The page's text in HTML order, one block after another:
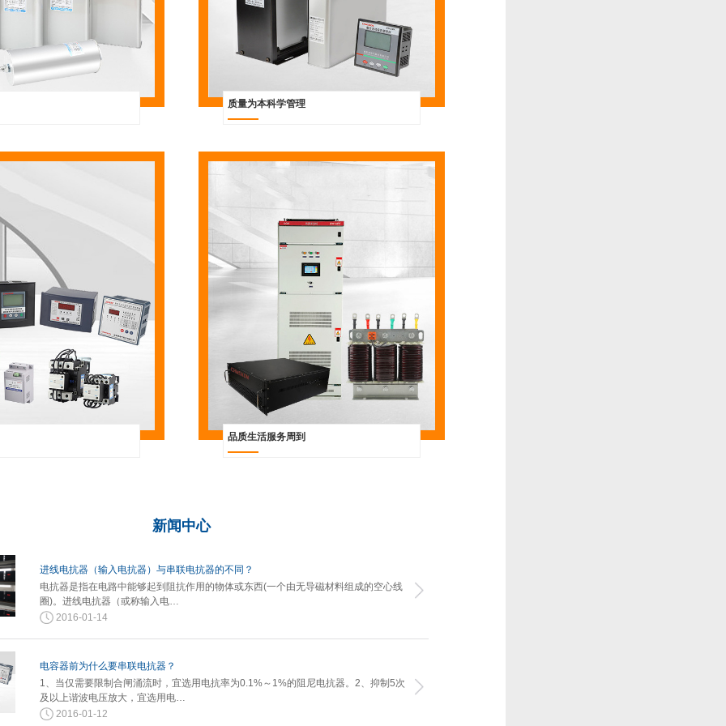
质量为本科学管理
品质生活服务周到
新闻 中心
进线电抗器（输入电抗器）与串联电抗器的不同？
电抗器是指在电路中能够起到阻抗作用的物体或东西(一个由无导磁材料组成的空心线
圈)。进线电抗器（或称输入电…
2016-01-14
电容器前为什么要串联电抗器？
1、当仅需要限制合闸涌流时，宜选用电抗率为0.1%～1%的阻尼电抗器。2、抑制5次
及以上谐波电压放大，宜选用电…
2016-01-12